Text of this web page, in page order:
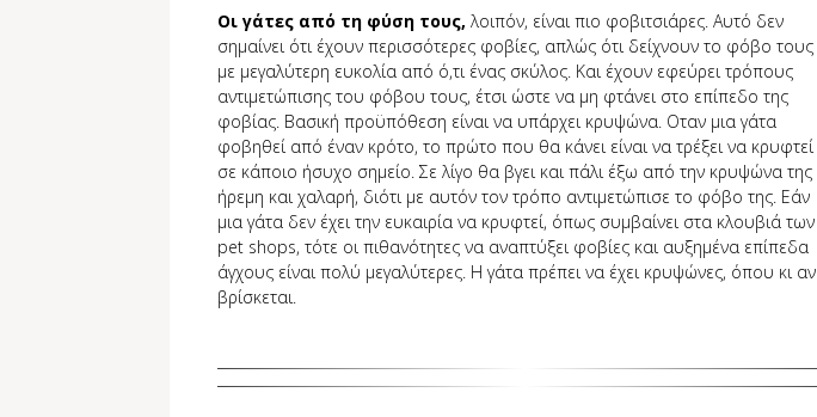
Οι γάτες από τη φύση τους, λοιπόν, είναι πιο φοβιτσιάρες. Αυτό δεν
σημαίνει ότι έχουν περισσότερες φοβίες, απλώς ότι δείχνουν το φόβο τους
με μεγαλύτερη ευκολία από ό,τι ένας σκύλος. Και έχουν εφεύρει τρόπους
αντιμετώπισης του φόβου τους, έτσι ώστε να μη φτάνει στο επίπεδο της
φοβίας. Βασική προϋπόθεση είναι να υπάρχει κρυψώνα. Οταν μια γάτα
φοβηθεί από έναν κρότο, το πρώτο που θα κάνει είναι να τρέξει να κρυφτεί
σε κάποιο ήσυχο σημείο. Σε λίγο θα βγει και πάλι έξω από την κρυψώνα της
ήρεμη και χαλαρή, διότι με αυτόν τον τρόπο αντιμετώπισε το φόβο της. Εάν
μια γάτα δεν έχει την ευκαιρία να κρυφτεί, όπως συμβαίνει στα κλουβιά των
pet shops, τότε οι πιθανότητες να αναπτύξει φοβίες και αυξημένα επίπεδα
άγχους είναι πολύ μεγαλύτερες. Η γάτα πρέπει να έχει κρυψώνες, όπου κι αν
βρίσκεται.